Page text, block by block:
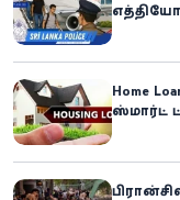
Home
ஸ்மார்ட்